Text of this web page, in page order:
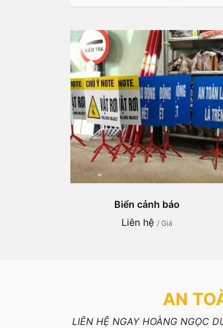
Biển cảnh báo
Liên hệ / Giá
AN
LIÊN HỆ NGAY HOÀNG NGỌC